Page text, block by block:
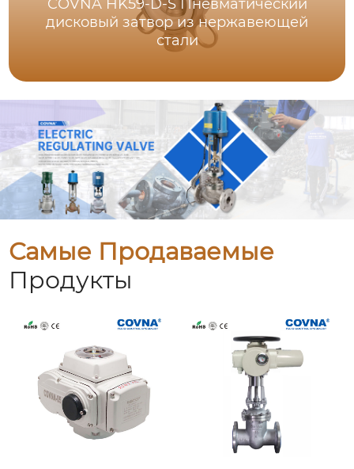
COVNA HK59-D-S Пневматический
дисковый затвор из нержавеющей
стали
Самые Продаваемые
Продукты